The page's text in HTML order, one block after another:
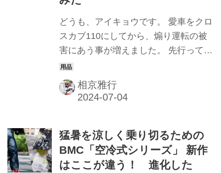
どうも、アイキョウです。 愛車をクロ
スカブ110にしてから、煽り運転の被
害にあう事が増えました。 先行って～
と左によってスムーズに抜いてもらう
ように心がけていますが、あまり車間
を詰められるのは精神的にもよろしく
すが、僕のように整備は好きだけど得
意ではないという方に向けて、手順を
備忘録的に残しておこうと思います。
相京雅行
猛暑を涼しく乗り切るための
BMC「空冷式シリーズ」 新作
はここが違う！ 進化した